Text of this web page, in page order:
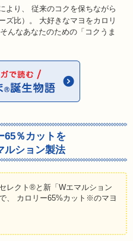
より、
従来のコクを保ちながら
ズ比）。
大好きなマヨをカロリ
そんなあなたのための「コクうま
65％カットを
ルション製法
レクト®と新「Wエマルション
、
カロリー65%カット※のマヨ